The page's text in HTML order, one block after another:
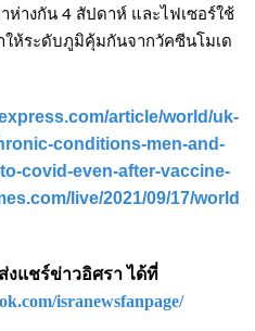
ห่างกัน 4 สัปดาห์ และไฟเซอร์ใช้
ให้ระดับภูมิคุ้มกันจากวัคซีนโมเด
article/world/uk-
conditions-men-and-
covid-even-after-vaccine-
live/2021/09/17/world/
งแชร์ข่าวอิศรา ได้ที่
isranewsfanpage/